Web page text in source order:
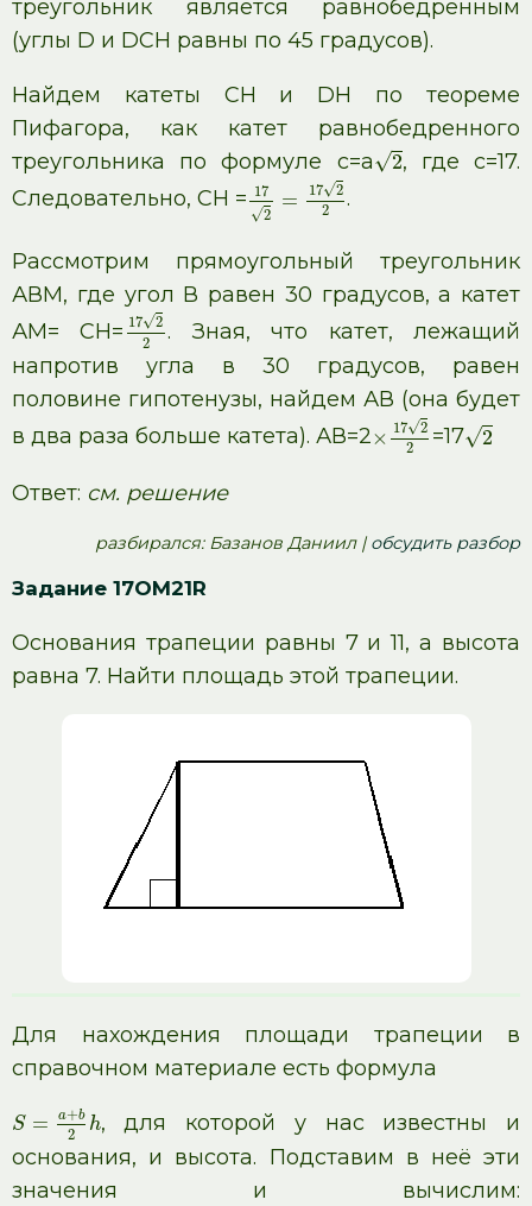
треугольник является равнобедренным
(углы D и DCН равны по 45 градусов).
Найдем катеты CН и DН по теореме
Пифагора, как катет равнобедренного
треугольника по формуле с=а√2, где с=17.
Следовательно, CН = 17
√2
= 17√2
2
.
Рассмотрим прямоугольный треугольник
АВМ, где угол В равен 30 градусов, а катет
АМ= CН= 17√2
2
. Зная, что катет, лежащий
напротив угла в 30 градусов, равен
половине гипотенузы, найдем АВ (она будет
в два раза больше катета). АВ=2× 17√2
2
=17√2
Ответ: см. решение
pазбирался: Базанов Даниил |обсудить разбор
Задание 17OM21R
Основания трапеции равны 7 и 11, а высота
равна 7. Найти площадь этой трапеции.
Для нахождения площади трапеции в
справочном материале есть формула
S = a+b
2 h, для которой у нас известны и
основания, и высота. Подставим в неё эти
значения и вычислим: